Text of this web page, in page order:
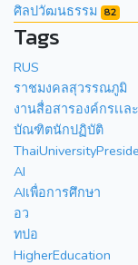
ศิลปวัฒนธรรม 82
Tags
RUS
ราชมงคลสุวรรณภูมิ
งานสื่อสารองค์กรเเล
บัณฑิตนักปฏิบัติ
AI
AIเพื่อการศึกษา
อว
ทปอ
HigherEducation